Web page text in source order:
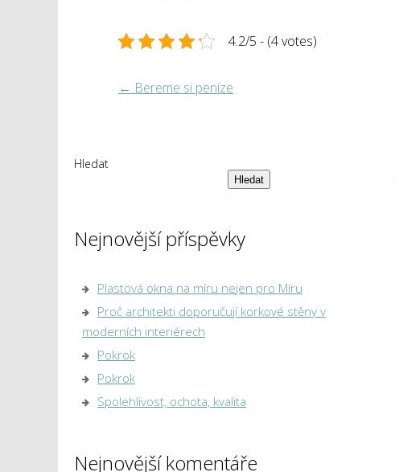
4.2/5 - (4 votes)
← Bereme si peníze
Hledat
Hledat
Nejnovější příspěvky
Plastová okna na míru nejen pro Míru
Proč architekti doporučují korkové stěny v
moderních interiérech
Pokrok
Pokrok
Spolehlivost, ochota, kvalita
Nejnovější komentáře